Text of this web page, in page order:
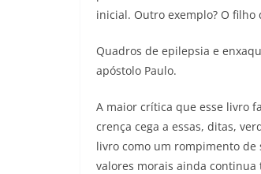
inicial. Outro exemplo? O
Quadros de epilepsia e
apóstolo Paulo.
A maior crítica que esse livro
crença cega a essas, ditas,
livro como um rompimento de
valores morais ainda